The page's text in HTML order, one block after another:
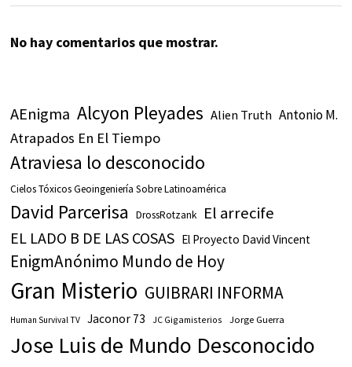
No hay comentarios que mostrar.
AEnigma Alcyon Pleyades Alien Truth Antonio M.
Atrapados En El Tiempo
Atraviesa lo desconocido
Cielos Tóxicos Geoingeniería Sobre Latinoamérica
David Parcerisa DrossRotzank El arrecife
EL LADO B DE LAS COSAS El Proyecto David Vincent
EnigmAnónimo Mundo de Hoy
Gran Misterio GUIBRARI INFORMA
Human Survival TV Jaconor 73 JC Gigamisterios Jorge Guerra
Jose Luis de Mundo Desconocido